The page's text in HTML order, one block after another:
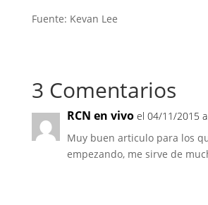
Fuente: Kevan Lee
3 Comentarios
RCN en vivo el 04/11/2015 a
Muy buen articulo para los
empezando, me sirve de